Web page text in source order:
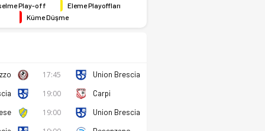
Play-off
Eleme Playoffları
Küme Düşme
17:45 Union Brescia
19:00 Carpi
19:00 Union Brescia